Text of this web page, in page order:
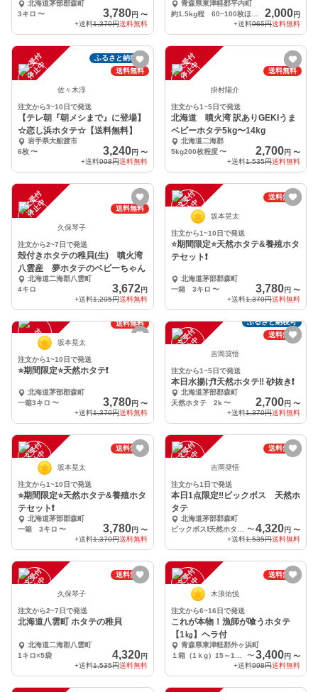
北海道茅部郡森町
3キロ 〜 3,780円 〜
+送料1,370円送料無料
青森県東津軽郡平内町
2,000円
+送料965円送料無料
注
文
受
付
停
止
中
ふるさと納税可
送料無料
佐々木淳
注文から3~10日で発送
【テレ朝『朝メシまで』に登場】
☆恋し浜ホタテ☆【送料無料】
岩手県大船渡市
6枚〜 3,240円 〜
+送料998円送料無料
注
文
受
付
停
止
中 送料無料
掛村陽介
注文から1~5日で発送
北海道 噴火湾 訳ありGEKIうま
ベビーホタテ5kg〜14kg
北海道二海郡
5kg200枚程度 〜 2,700円 〜
+送料1,535円送料無料
注
文
受
付
停
止
中 送料無料
久保琴子
注文から2~7日で発送
殻付きホタテの稚貝(生) 噴火湾
八雲産 夢ホタテのベビーちゃん
北海道二海郡八雲町
4キロ
3,672円
+送料1,205円送料無料
注
文
受
付
停
止
中
送料無料
坂本晃太
注文から1~10日で発送
⭐️期間限定⭐️天然ホタテ&養殖ホタ
テセット❗️
北海道茅部郡森町
一箱 3キロ 〜 3,780円 〜
+送料1,370円送料無料
注
文
受
付
停
止
中
送料無料
坂本晃太
注文から1~10日で発送
⭐️期間限定⭐️天然ホタテ❗️
北海道茅部郡森町
一箱3キロ 〜 3,780円 〜
+送料1,370円送料無料
注
文
受
付
停
止
中
ふるさと納税可
送料無料
吉岡奨悟
注文から1~5日で発送
本日水揚げ❗️天然ホタテ‼️ 砂抜き❗️
北海道茅部郡森町
天然ホタテ 2k 〜 2,700円 〜
+送料1,370円送料無料
注
文
受
付
停
止
中
送料無料
坂本晃太
注文から1~10日で発送
⭐️期間限定⭐️天然ホタテ&養殖ホタ
テセット❗️
北海道茅部郡森町
一箱 3キロ 〜 3,780円 〜
+送料1,370円送料無料
注
文
受
付
停
止
中
送料無料
吉岡奨悟
注文から1日で発送
本日1点限定‼️ビックボス 天然ホ
タテ
北海道茅部郡森町
〜4,320円 〜
+送料1,535円送料無料
注
文
受
付
停
止
中
送料無料
久保琴子
注文から2~7日で発送
北海道八雲町 ホタテの稚貝
北海道二海郡八雲町
1キロ×5袋
4,320円
+送料1,535円送料無料
注
文
受
付
停
止
中
送料無料
木浪佑悦
注文から6~16日で発送
これが本物！漁師が喰うホタテ
【1㎏】ヘラ付
青森県東津軽郡外ヶ浜町
〜3,400円 〜
+送料998円送料無料